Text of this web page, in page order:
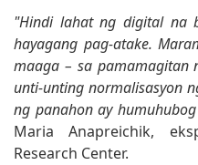
"Hindi lahat ng digital na
hayagang pag-atake.
maaga – sa pamamagitan
unti-unting normalisasyon
ng panahon ay
Maria Anapreichik,
Research Center.